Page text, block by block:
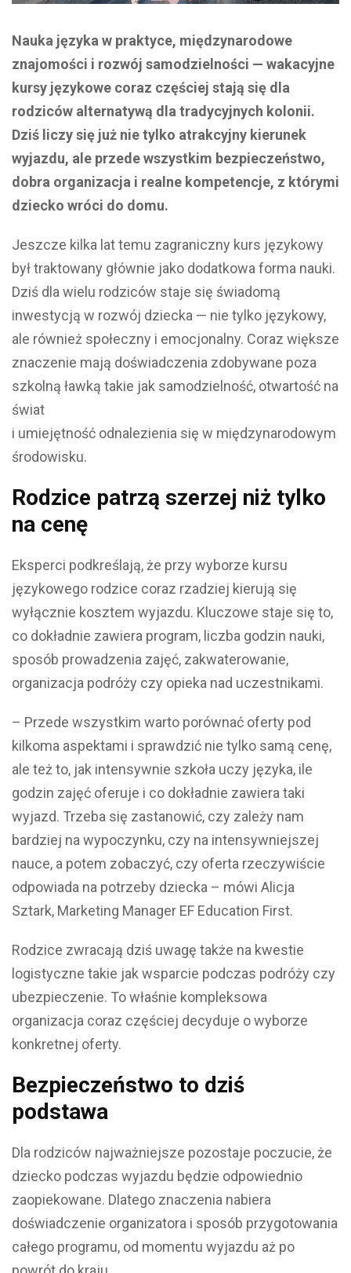
Nauka języka w praktyce, międzynarodowe
znajomości i rozwój samodzielności — wakacyjne
kursy językowe coraz częściej stają się dla
rodziców alternatywą dla tradycyjnych kolonii.
Dziś liczy się już nie tylko atrakcyjny kierunek
wyjazdu, ale przede wszystkim bezpieczeństwo,
dobra organizacja i realne kompetencje, z którymi
dziecko wróci do domu.
Jeszcze kilka lat temu zagraniczny kurs językowy
był traktowany głównie jako dodatkowa forma nauki.
Dziś dla wielu rodziców staje się świadomą
inwestycją w rozwój dziecka — nie tylko językowy,
ale również społeczny i emocjonalny. Coraz większe
znaczenie mają doświadczenia zdobywane poza
szkolną ławką takie jak samodzielność, otwartość na
świat
i umiejętność odnalezienia się w międzynarodowym
środowisku.
Rodzice patrzą szerzej niż tylko
na cenę
Eksperci podkreślają, że przy wyborze kursu
językowego rodzice coraz rzadziej kierują się
wyłącznie kosztem wyjazdu. Kluczowe staje się to,
co dokładnie zawiera program, liczba godzin nauki,
sposób prowadzenia zajęć, zakwaterowanie,
organizacja podróży czy opieka nad uczestnikami.
– Przede wszystkim warto porównać oferty pod
kilkoma aspektami i sprawdzić nie tylko samą cenę,
ale też to, jak intensywnie szkoła uczy języka, ile
godzin zajęć oferuje i co dokładnie zawiera taki
wyjazd. Trzeba się zastanowić, czy zależy nam
bardziej na wypoczynku, czy na intensywniejszej
nauce, a potem zobaczyć, czy oferta rzeczywiście
odpowiada na potrzeby dziecka – mówi Alicja
Sztark, Marketing Manager EF Education First.
Rodzice zwracają dziś uwagę także na kwestie
logistyczne takie jak wsparcie podczas podróży czy
ubezpieczenie. To właśnie kompleksowa
organizacja coraz częściej decyduje o wyborze
konkretnej oferty.
Bezpieczeństwo to dziś
podstawa
Dla rodziców najważniejsze pozostaje poczucie, że
dziecko podczas wyjazdu będzie odpowiednio
zaopiekowane. Dlatego znaczenia nabiera
doświadczenie organizatora i sposób przygotowania
całego programu, od momentu wyjazdu aż po